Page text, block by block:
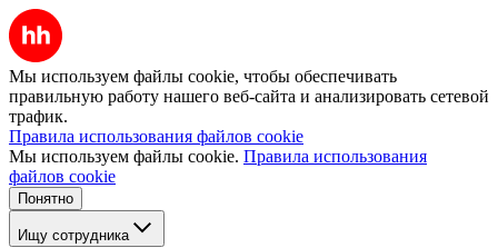
Мы используем файлы cookie, чтобы обеспечивать
правильную работу нашего веб-сайта и анализировать сетевой
трафик.
Правила использования файлов cookie
Мы используем файлы cookie. Правила использования
файлов cookie
Понятно
Ищу сотрудника